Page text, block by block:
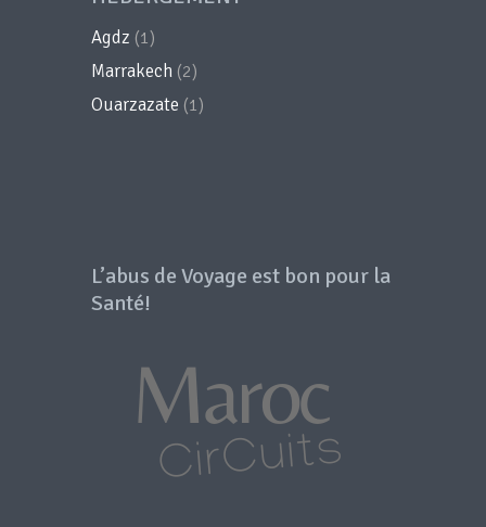
Agdz (1)
Marrakech (2)
Ouarzazate (1)
L’abus de Voyage est bon pour la
Santé!